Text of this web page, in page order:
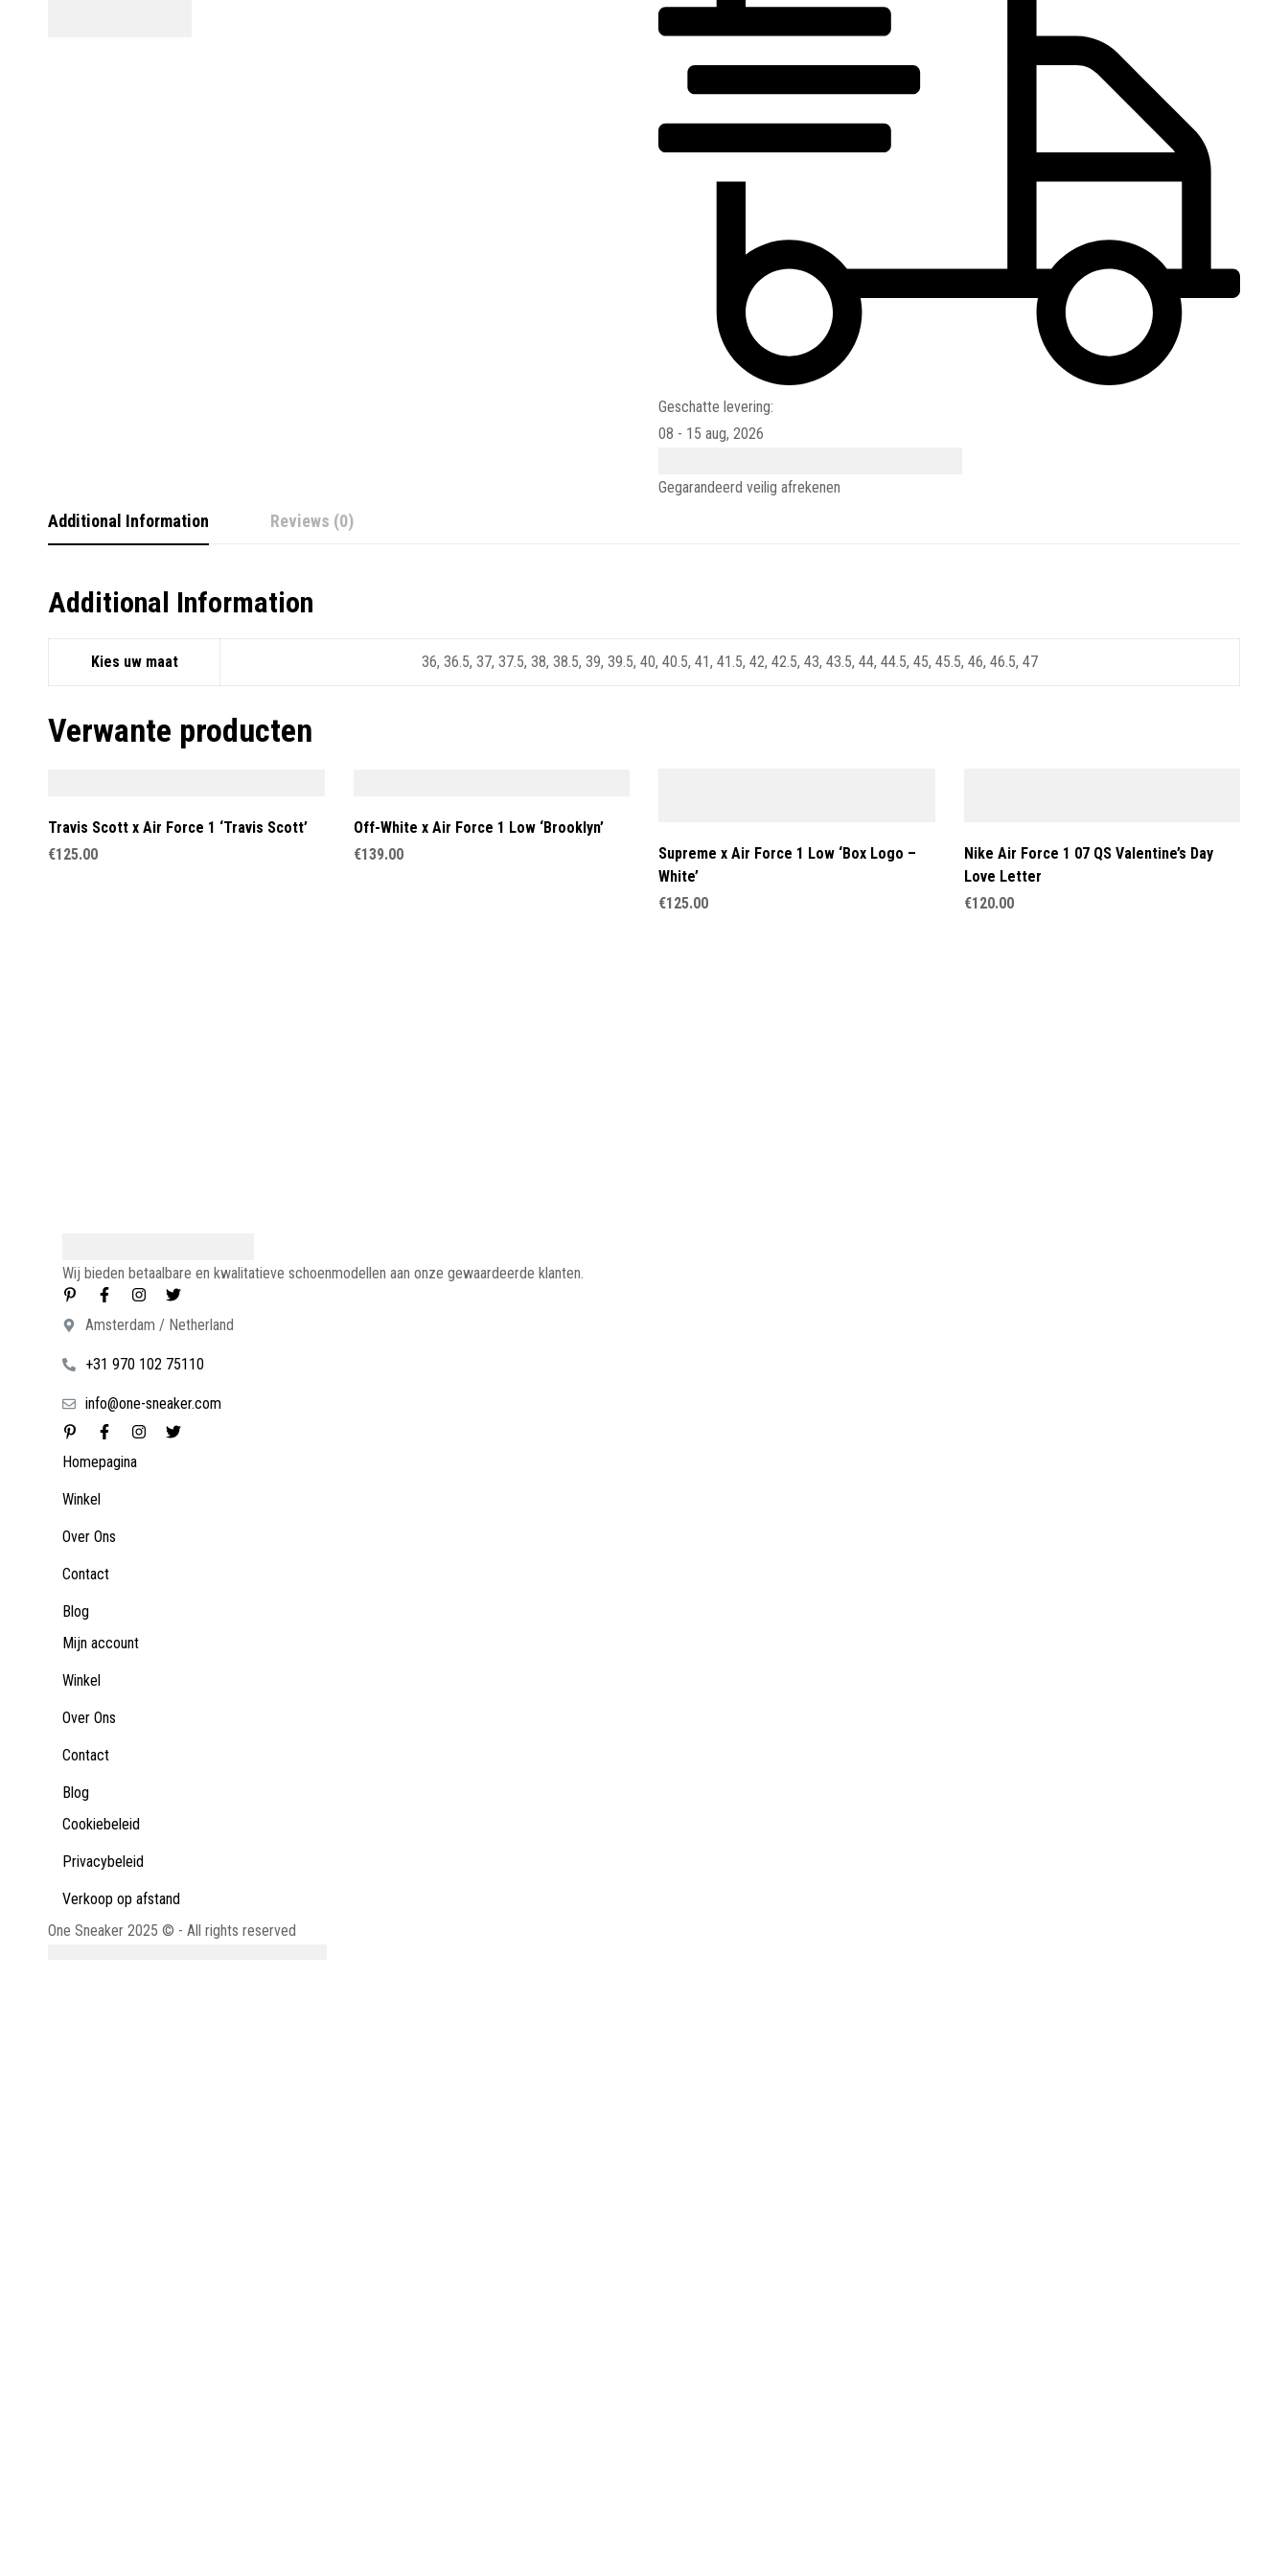
Geschatte levering:
08 - 15 aug, 2026
Gegarandeerd veilig afrekenen
Additional Information Reviews (0)
Additional Information
Kies uw maat 36, 36.5, 37, 37.5, 38, 38.5, 39, 39.5, 40, 40.5, 41, 41.5, 42, 42.5, 43, 43.5, 44, 44.5, 45, 45.5, 46, 46.5, 47
Verwante producten
Travis Scott x Air Force 1 ‘Travis Scott’
€125.00
Off-White x Air Force 1 Low ‘Brooklyn’
€139.00
Supreme x Air Force 1 Low ‘Box Logo –
White’
€125.00
Nike Air Force 1 07 QS Valentine’s Day
Love Letter
€120.00
Wij bieden betaalbare en kwalitatieve schoenmodellen aan onze gewaardeerde klanten.
Amsterdam / Netherland
+31 970 102 75110
info@one-sneaker.com
Homepagina
Winkel
Over Ons
Contact
Blog
Mijn account
Winkel
Over Ons
Contact
Blog
Cookiebeleid
Privacybeleid
Verkoop op afstand
One Sneaker 2025 © - All rights reserved